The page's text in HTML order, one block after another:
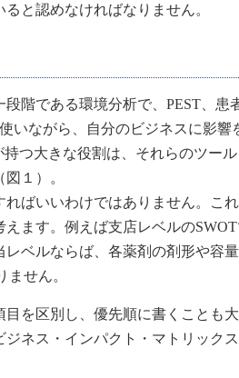
と認めなければなりません。
階である環境分析で、PEST、患
いながら、自分のビジネスに影響
つ大きな役割は、それらのツー
１）。
ばいいわけではありません。こ
ます。例えば支店レベルの
ベルならば、各薬剤の剤形や容量
ません。
を区別し、優先順に書くことも大
ネス・インパクト・マトリック